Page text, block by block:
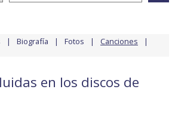
Biografía Fotos Canciones
en los discos de